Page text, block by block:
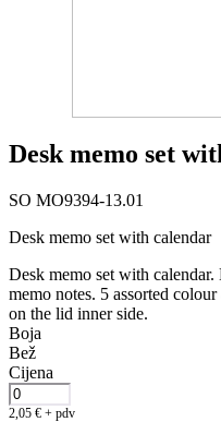
Desk memo set
SO MO9394-13.01
Desk memo set with calendar
Desk memo set with
memo notes. 5 assorted
on the lid inner side.
Boja
Bež
Cijena
2,05 € + pdv